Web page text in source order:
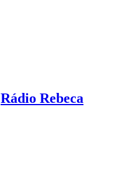
Rádio Rebeca